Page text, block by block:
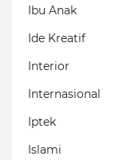
Ibu Anak
Ide Kreatif
Interior
Internasional
Iptek
Islami